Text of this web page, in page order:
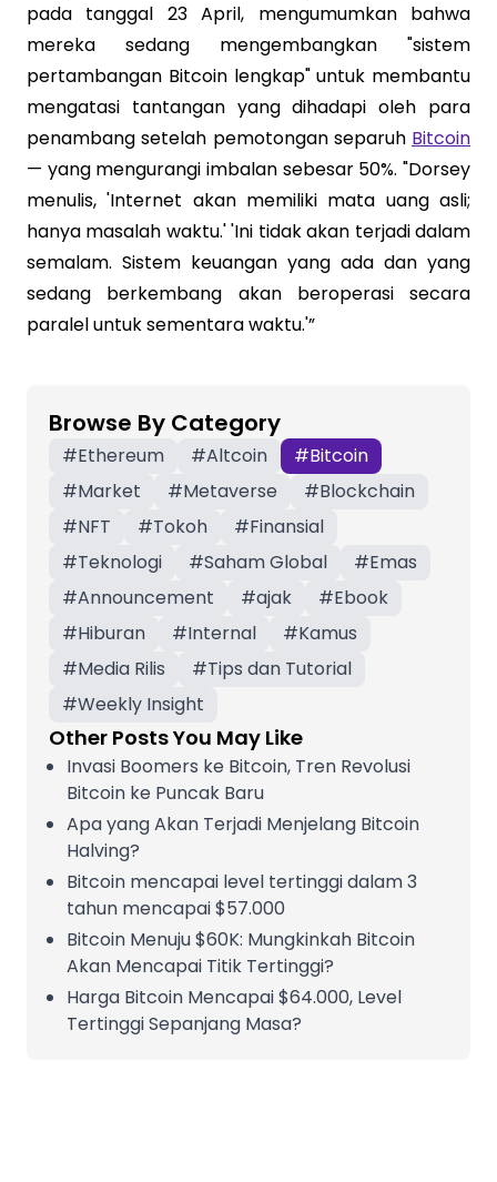
pada tanggal 23 April, mengumumkan bahwa
mereka sedang mengembangkan "sistem
pertambangan Bitcoin lengkap" untuk membantu
mengatasi tantangan yang dihadapi oleh para
penambang setelah pemotongan separuh Bitcoin
— yang mengurangi imbalan sebesar 50%. "Dorsey
menulis, 'Internet akan memiliki mata uang asli;
hanya masalah waktu.' 'Ini tidak akan terjadi dalam
semalam. Sistem keuangan yang ada dan yang
sedang berkembang akan beroperasi secara
paralel untuk sementara waktu.'”
Browse By Category
#Ethereum #Altcoin #Bitcoin
#Market #Metaverse #Blockchain
#NFT #Tokoh #Finansial
#Teknologi #Saham Global #Emas
#Announcement #ajak #Ebook
#Hiburan #Internal #Kamus
#Media Rilis #Tips dan Tutorial
#Weekly Insight
Other Posts You May Like
Invasi Boomers ke Bitcoin, Tren Revolusi
Bitcoin ke Puncak Baru
Apa yang Akan Terjadi Menjelang Bitcoin
Halving?
Bitcoin mencapai level tertinggi dalam 3
tahun mencapai $57.000
Bitcoin Menuju $60K: Mungkinkah Bitcoin
Akan Mencapai Titik Tertinggi?
Harga Bitcoin Mencapai $64.000, Level
Tertinggi Sepanjang Masa?